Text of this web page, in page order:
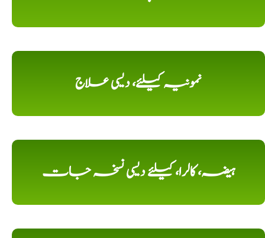
نمونیہ کیلئے، دیسی علاج
ہیضہ، کالرا، کیلئے دیسی نسخہ جات